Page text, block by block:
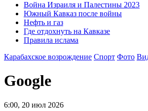
Война Израиля и Палестины 2023
Южный Кавказ после войны
Нефть и газ
Где отдохнуть на Кавказе
Правила ислама
Карабахское возрождение Спорт Фото
Google
6:00, 20 июл 2026